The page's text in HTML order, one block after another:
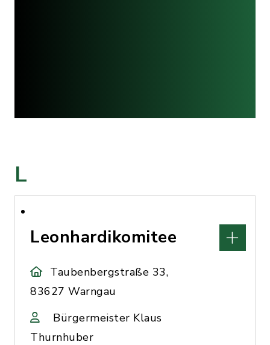
L
Leonhardikomitee
Taubenbergstraße 33,
83627 Warngau
Bürgermeister Klaus
Thurnhuber